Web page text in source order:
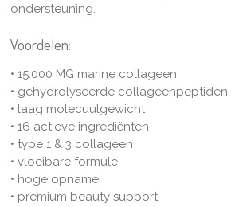
ondersteuning.
Voordelen:
• 15.000 MG marine collageen
• gehydrolyseerde collageenpeptiden
• laag molecuulgewicht
• 16 actieve ingrediënten
• type 1 & 3 collageen
• vloeibare formule
• hoge opname
• premium beauty support